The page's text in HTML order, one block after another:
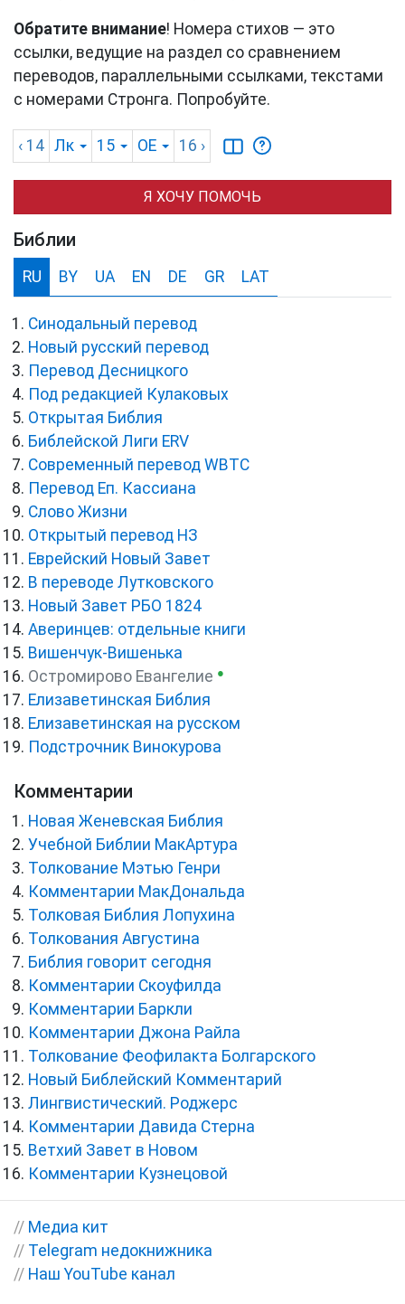
Обратите внимание! Номера стихов — это
ссылки, ведущие на раздел со сравнением
переводов, параллельными ссылками, текстами
с номерами Стронга. Попробуйте.
‹ 14 Лк 15 OE 16 ›
Я ХОЧУ ПОМОЧЬ
Библии
RU BY UA EN DE GR LAT
Синодальный перевод
Новый русский перевод
Перевод Десницкого
Под редакцией Кулаковых
Открытая Библия
Библейской Лиги ERV
Cовременный перевод WBTC
Перевод Еп. Кассиана
Слово Жизни
Открытый перевод НЗ
Еврейский Новый Завет
В переводе Лутковского
Новый Завет РБО 1824
Аверинцев: отдельные книги
Вишенчук-Вишенька
Остромирово Евангелие ●
Елизаветинская Библия
Елизаветинская на русском
Подстрочник Винокурова
Комментарии
Новая Женевская Библия
Учебной Библии МакАртура
Толкование Мэтью Генри
Комментарии МакДональда
Толковая Библия Лопухина
Толкования Августина
Библия говорит сегодня
Комментарии Скоуфилда
Комментарии Баркли
Комментарии Джона Райла
Толкование Феофилакта Болгарского
Новый Библейский Комментарий
Лингвистический. Роджерс
Комментарии Давида Стерна
Ветхий Завет в Новом
Комментарии Кузнецовой
// Медиа кит
// Telegram недокнижника
// Наш YouTube канал